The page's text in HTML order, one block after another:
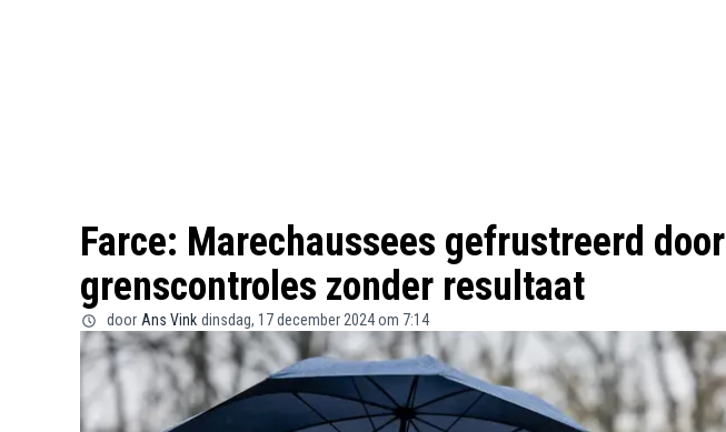
Farce: Marechaussees gefrustreerd door
grenscontroles zonder resultaat
door Ans Vink dinsdag, 17 december 2024 om 7:14